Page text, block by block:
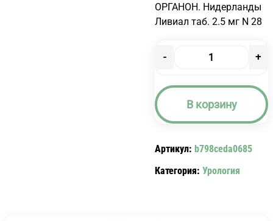
ОРГАНОН. Нидерланды
Ливиал таб. 2.5 мг N 28
-
ЛИВИАЛ
ТАБ.
2.5
N
28
+
В корзину
Артикул: b798ceda0685
Категория: Урология